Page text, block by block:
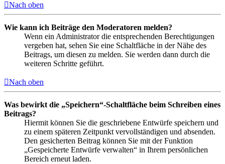
Nach oben
Wie kann ich Beiträge den Moderatoren melden?
Wenn ein Administrator die entsprechenden Berechtigungen
vergeben hat, sehen Sie eine Schaltfläche in der Nähe des
Beitrags, um diesen zu melden. Sie werden dann durch die
weiteren Schritte geführt.
Nach oben
Was bewirkt die „Speichern“-Schaltfläche beim Schreiben eines
Beitrags?
Hiermit können Sie die geschriebene Entwürfe speichern und
zu einem späteren Zeitpunkt vervollständigen und absenden.
Den gesicherten Beitrag können Sie mit der Funktion
„Gespeicherte Entwürfe verwalten“ in Ihrem persönlichen
Bereich erneut laden.